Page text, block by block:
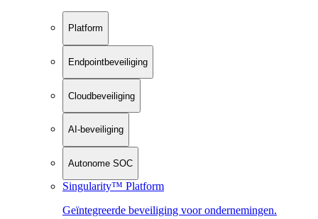
Platform
Endpointbeveiliging
Cloudbeveiliging
AI-beveiliging
Autonome SOC
Singularity™ Platform
Geïntegreerde beveiliging voor ondernemingen.